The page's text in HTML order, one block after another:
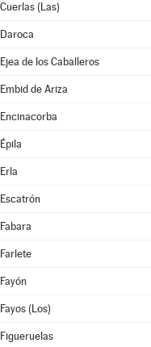
Cuerlas (Las)
Daroca
Ejea de los Caballeros
Embid de Ariza
Encinacorba
Épila
Erla
Escatrón
Fabara
Farlete
Fayón
Fayos (Los)
Figueruelas